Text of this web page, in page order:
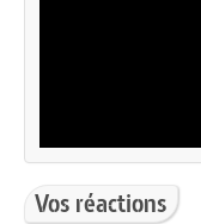
Vos réactions